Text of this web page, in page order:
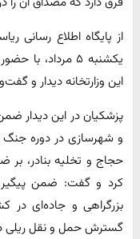
از پایگاه اطلاع رسانی
یکشنبه ۵ مرداد،
این وزارتخانه دیدار و
پزشکیان در این دیدار
حجاج و تخلیه بنادر،
کرد و گفت: ضمن
بزرگراهی و جاده‌ای در
گسترش حمل و نقل ریلی